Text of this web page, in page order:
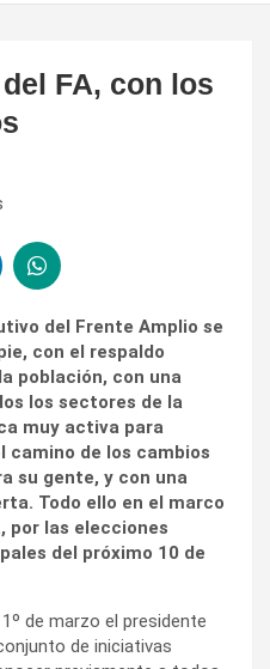
FA, con los
del Frente Amplio se
con el respaldo
población, con una
los sectores de la
muy activa para
camino de los cambios
su gente, y con una
Todo ello en el marco
por las elecciones
del próximo 10 de
de marzo el presidente
de iniciativas